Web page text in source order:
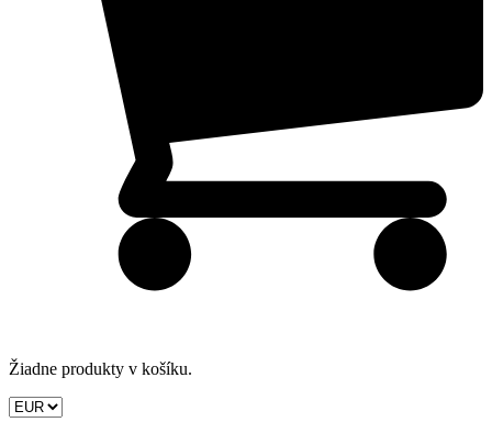
Žiadne produkty v košíku.